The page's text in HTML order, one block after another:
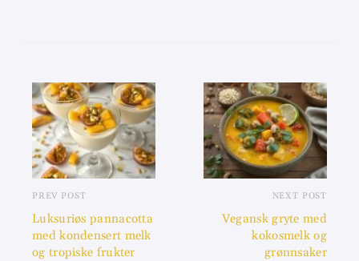
PREV POST
Luksuriøs pannacotta
med kondensert melk
og tropiske frukter
NEXT POST
Vegansk gryte med
kokosmelk og
grønnsaker